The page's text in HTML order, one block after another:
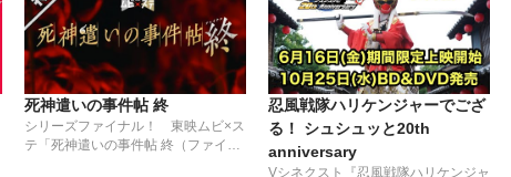
死神遣いの事件帖 終
シリーズファイナル！ 東映ムビ×ス
テ「死神遣いの事件帖 終（ファイナ
忍風戦隊ハリケンジャーでござ
る！ シュシュッと20th
anniversary
Vシネクスト『忍風戦隊ハリケンジャ